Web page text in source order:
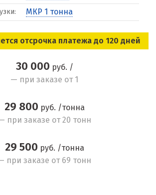
МКР 1 тонна
отсрочка платежа до 120 дней
30 000 руб. /
— при заказе от 1
29 800 руб. /тонна
при заказе от 20 тонн
29 500 руб. /тонна
при заказе от 69 тонн